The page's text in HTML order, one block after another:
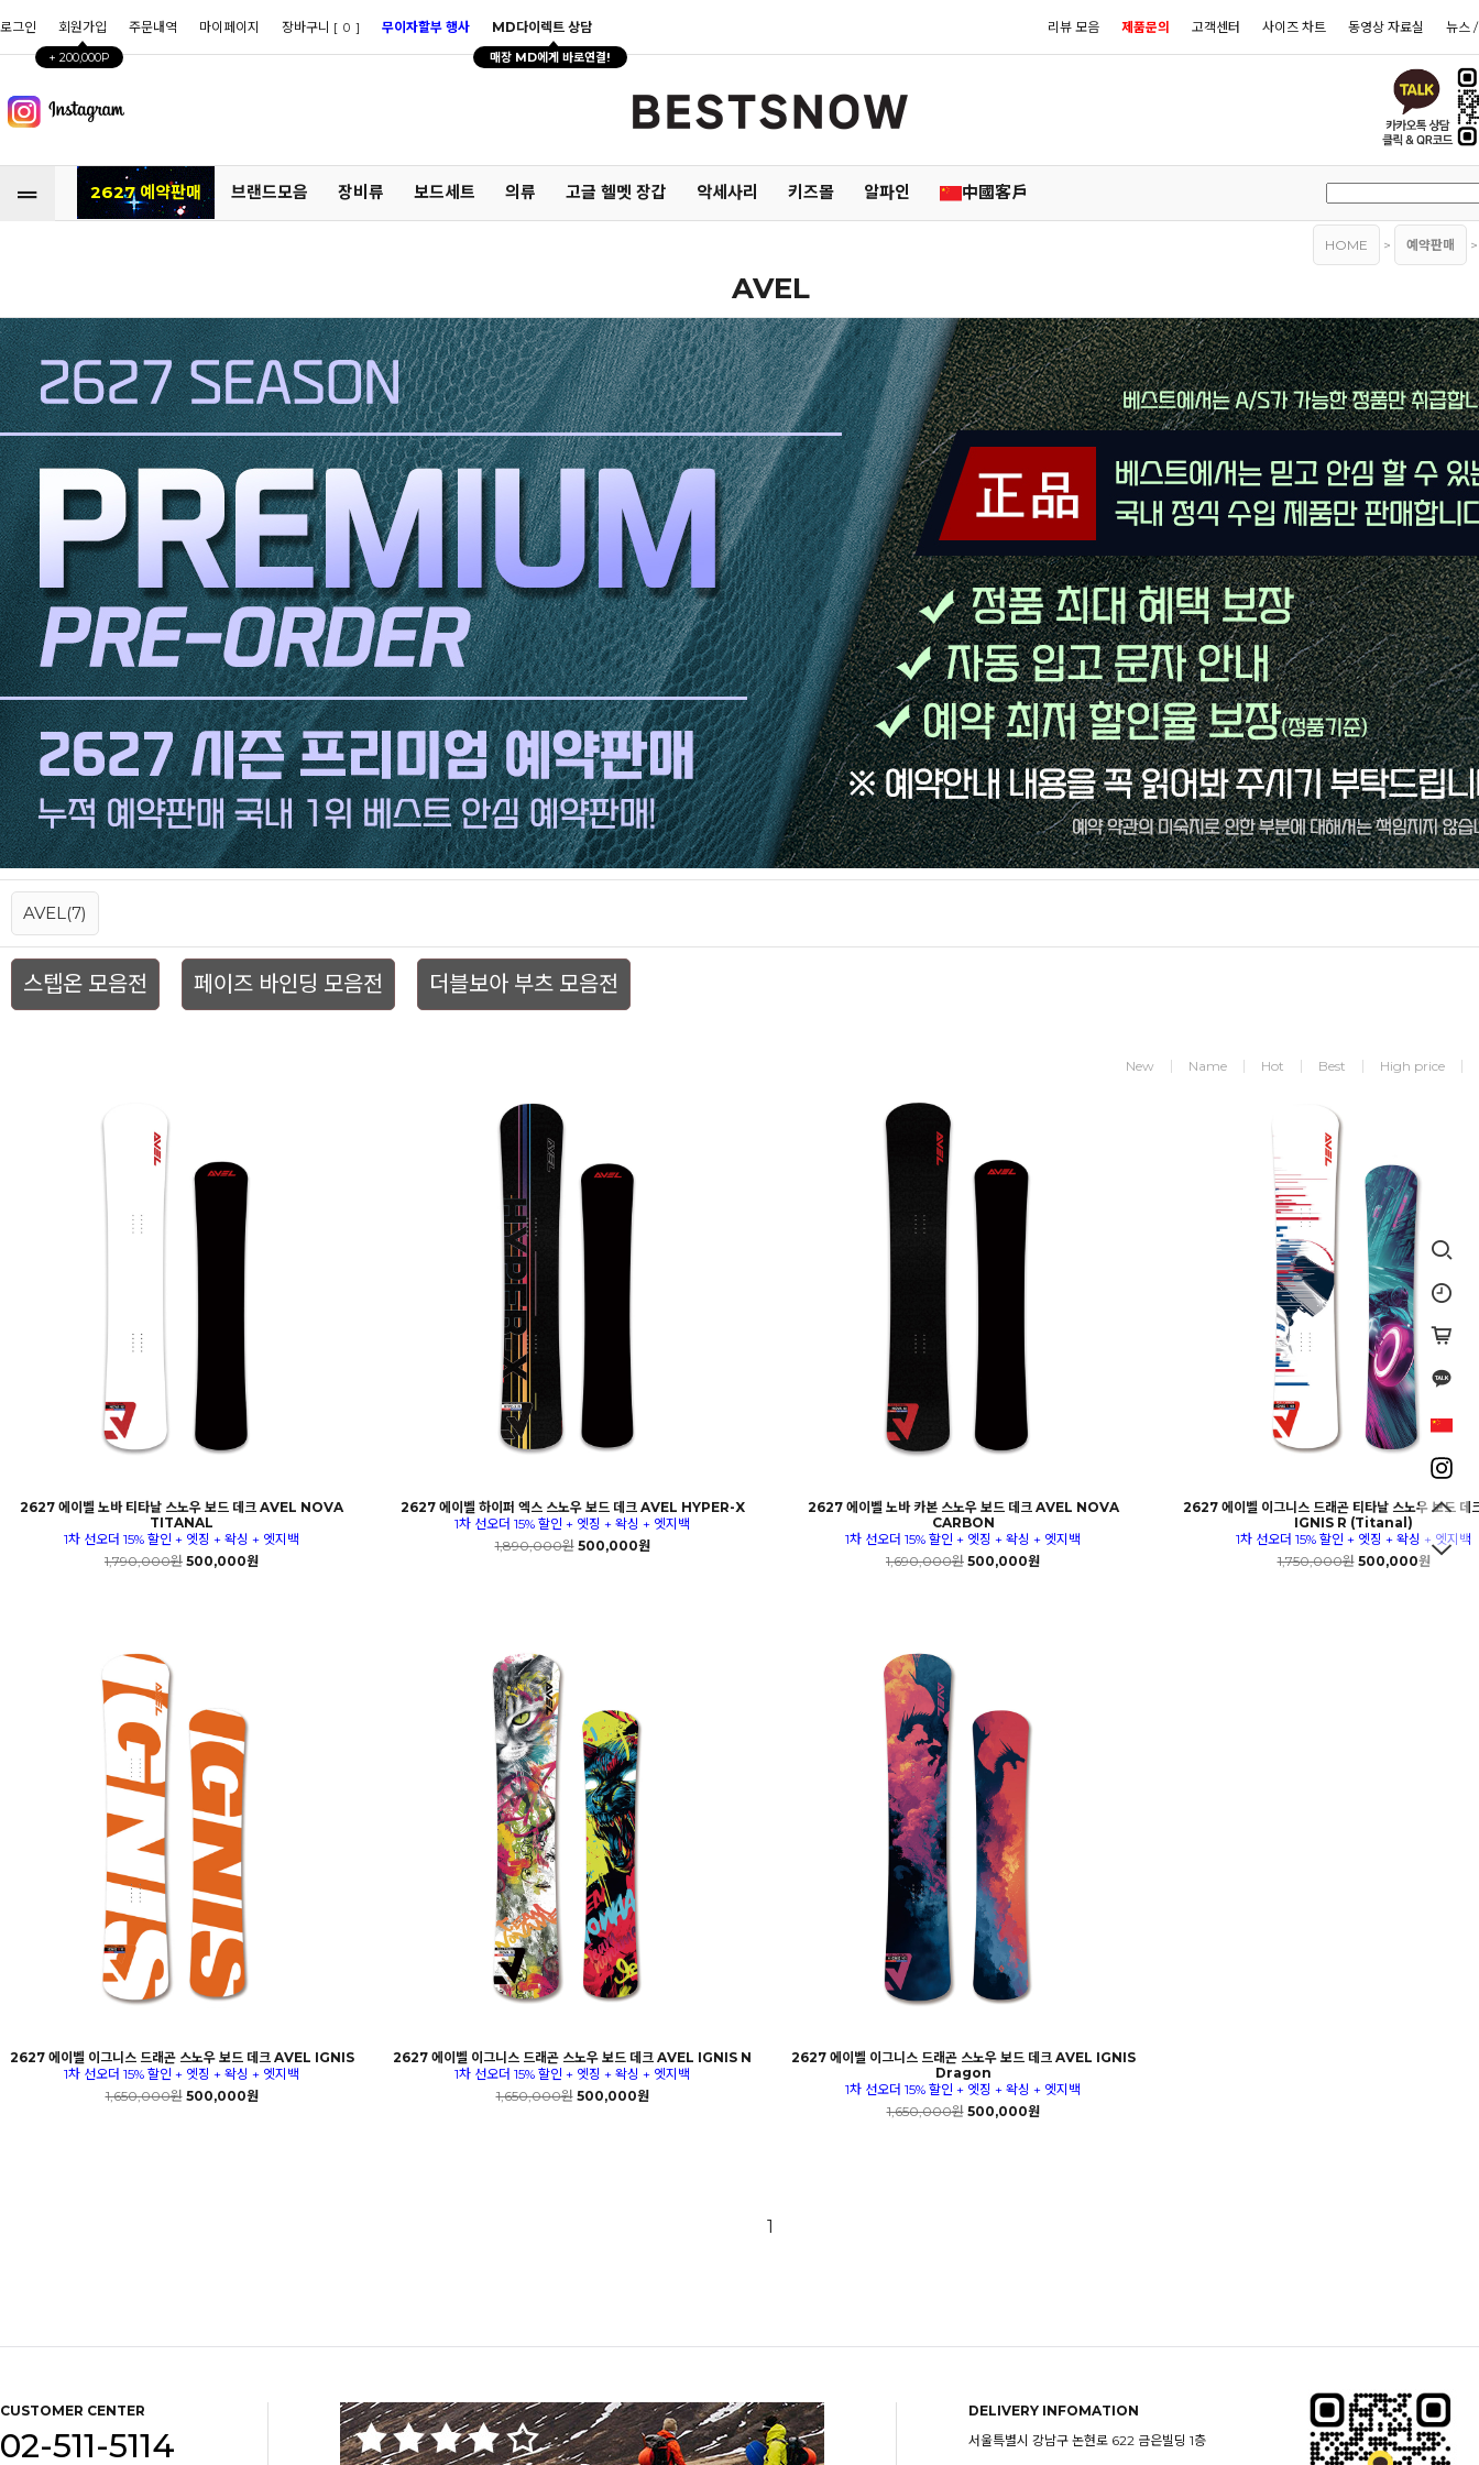
로그인 회원가입
+ 200,000P
주문내역 마이페이지 장바구니 [ 0 ] 무이자할부 행사 MD다이렉트 상담
매장 MD에게 바로연결!
리뷰 모음 제품문의 고객센터 사이즈 차트 동영상 자료실 뉴스
2627 예약판매 브랜드모음 장비류 보드세트 의류 고글 헬멧 장갑 악세사리 키즈몰 알파인 中國客戶
HOME > 예약판매
AVEL
AVEL(7)
스텝온 모음전 페이즈 바인딩 모음전 더블보아 부츠 모음전
New Name Hot Best High price
2627 에이벨 노바 티타날 스노우 보드 데크 AVEL NOVA
TITANAL
1차 선오더 15% 할인 + 엣징 + 왁싱 + 엣지백
1,790,000원 500,000원
2627 에이벨 하이퍼 엑스 스노우 보드 데크 AVEL HYPER-X
1차 선오더 15% 할인 + 엣징 + 왁싱 + 엣지백
1,890,000원 500,000원
2627 에이벨 노바 카본 스노우 보드 데크 AVEL NOVA
CARBON
1차 선오더 15% 할인 + 엣징 + 왁싱 + 엣지백
1,690,000원 500,000원
2627 에이벨 이그니스 드래곤 티타날 스노우 보드
IGNIS R (Titanal)
1차 선오더 15% 할인 + 엣징 + 왁싱 + 엣지백
1,750,000원 500,000원
2627 에이벨 이그니스 드래곤 스노우 보드 데크 AVEL IGNIS
1차 선오더 15% 할인 + 엣징 + 왁싱 + 엣지백
1,650,000원 500,000원
2627 에이벨 이그니스 드래곤 스노우 보드 데크 AVEL IGNIS N
1차 선오더 15% 할인 + 엣징 + 왁싱 + 엣지백
1,650,000원 500,000원
2627 에이벨 이그니스 드래곤 스노우 보드 데크 AVEL IGNIS
Dragon
1차 선오더 15% 할인 + 엣징 + 왁싱 + 엣지백
1,650,000원 500,000원
1
CUSTOMER CENTER
02-511-5114
DELIVERY INFOMATION
서울특별시 강남구 논현로 622 금은빌딩 1층